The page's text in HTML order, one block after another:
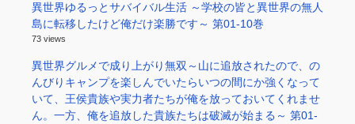
異世界ゆるっとサバイバル生活 ～学校の皆と異世界の無人
島に転移したけど俺だけ楽勝です～ 第01-10巻
73 views
異世界グルメで成り上がり無双～山に追放されたので、の
んびりキャンプを楽しんでいたらいつの間にか強くなって
いて、王侯貴族や実力者たちが俺を放っておいてくれませ
ん。一方、俺を追放した貴族たちは破滅が始まる～ 第01-